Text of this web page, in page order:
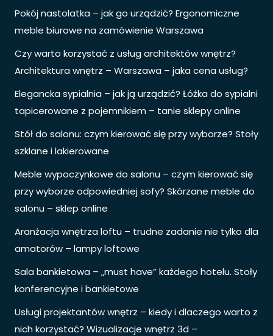
Pokój nastolatka – jak go urządzić? Ergonomiczne
meble biurowe na zamówienie Warszawa
Czy warto korzystać z usług architektów wnętrz?
Architektura wnętrz – Warszawa – jaka cena usług?
Elegancka sypialnia – jak ją urządzić? Łóżka do sypialni
tapicerowane z pojemnikiem – tanie sklepy online
Stół do salonu: czym kierować się przy wyborze? Stoły
szklane i lakierowane
Meble wypoczynkowe do salonu – czym kierować się
przy wyborze odpowiedniej sofy? Skórzane meble do
salonu – sklep online
Aranżacja wnętrza loftu – trudne zadanie nie tylko dla
amatorów – lampy loftowe
Sala bankietowa – „must have” każdego hotelu. Stoły
konferencyjne i bankietowe
Usługi projektantów wnętrz – kiedy i dlaczego warto z
nich korzystać? Wizualizacje wnętrz 3d –